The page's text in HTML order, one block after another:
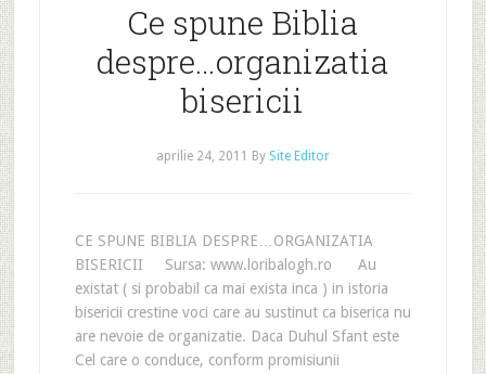
Ce spune Biblia
despre…organizatia
bisericii
aprilie 24, 2011 By Site Editor
CE SPUNE BIBLIA DESPRE…ORGANIZATIA
BISERICII Sursa: www.loribalogh.ro Au
existat ( si probabil ca mai exista inca ) in istoria
bisericii crestine voci care au sustinut ca biserica nu
are nevoie de organizatie. Daca Duhul Sfant este
Cel care o conduce, conform promisiunii